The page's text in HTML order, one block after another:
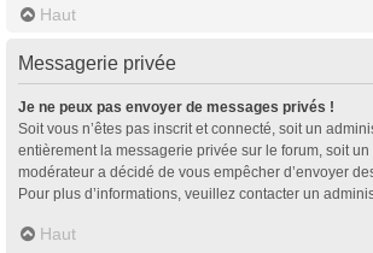
Haut
Messagerie privée
Je ne peux pas envoyer de messages privés !
Soit vous n’êtes pas inscrit et connecté, soit un
entièrement la messagerie privée sur le forum, soit
modérateur a décidé de vous empêcher d’envoyer
Pour plus d’informations, veuillez contacter un
Haut